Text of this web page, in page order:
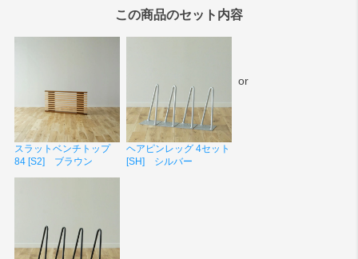
この商品のセット内容
スラットベンチトップ
84 [S2] ブラウン
ヘアピンレッグ 4セット
[SH] シルバー
or